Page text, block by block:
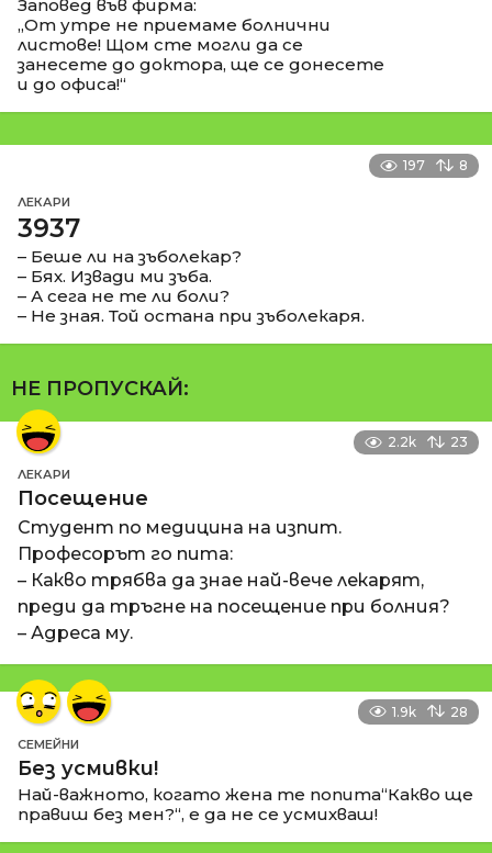
Заповед във фирма:
„От утре не приемаме болнични
листове! Щом сте могли да се
занесете до доктора, ще се донесете
и до офиса!“
197 8
ЛЕКАРИ
3937
– Беше ли на зъболекар?
– Бях. Извади ми зъба.
– А сега не те ли боли?
– Не зная. Той остана при зъболекаря.
НЕ ПРОПУСКАЙ:
2.2k 23
ЛЕКАРИ
Посещение
Студент по медицина на изпит.
Професорът го пита:
– Какво трябва да знае най-вече лекарят,
преди да тръгне на посещение при болния?
– Адреса му.
1.9k 28
СЕМЕЙНИ
Без усмивки!
Най-важното, когато жена те попита“Какво ще
правиш без мен?“, е да не се усмихваш!